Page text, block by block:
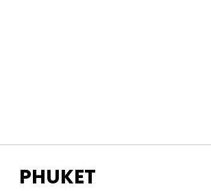
ETIQUETA
:
PHUKET